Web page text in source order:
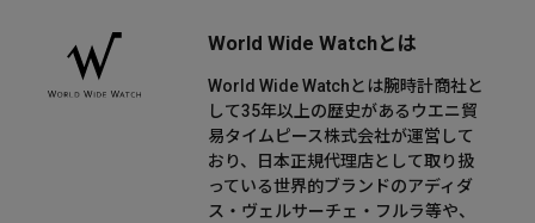
World Wide Watchとは
World Wide Watchとは腕時計商社と
して35年以上の歴史があるウエニ貿
易タイムピース株式会社が運営して
おり、日本正規代理店として取り扱
っている世界的ブランドのアディダ
ス・ヴェルサーチェ・フルラ等や、